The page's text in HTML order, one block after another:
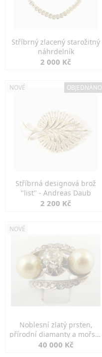
Stříbrný zlacený starožitný
náhrdelník
2 000 Kč
NOVÉ OBJEDNÁNO
Stříbrná designová brož
"list" - Andreas Daub
2 200 Kč
NOVÉ
Noblesní zlatý prsten,
přírodní diamanty a mořské
perly
40 000 Kč